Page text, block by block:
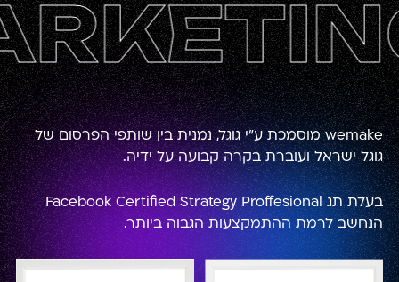
wemake מוסמכת ע״י גוגל, נמנית בין שותפי הפרסום של
גוגל ישראל ועוברת בקרה קבועה על ידיה.
בעלת תג Facebook Certified Strategy Proffesional
הנחשב לרמת ההתמקצעות הגבוה ביותר.